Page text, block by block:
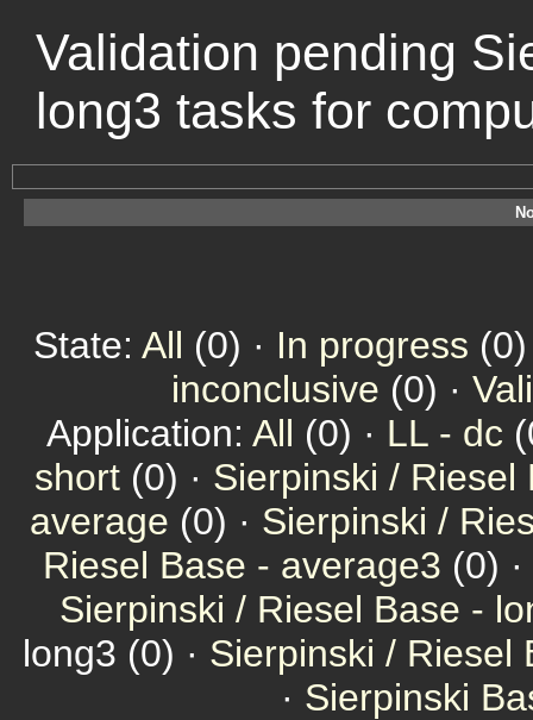
Validation pending
long3 tasks for
State: All (0) · In progress
inconclusive (0) ·
Application: All (0) · LL - dc
short (0) · Sierpinski / Riesel
average (0) · Sierpinski /
Riesel Base - average3 (0) ·
Sierpinski / Riesel Base -
long3 (0) · Sierpinski / Riesel
· Sierpinski